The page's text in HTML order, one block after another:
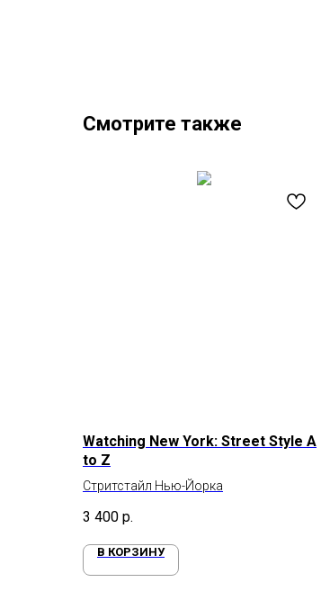
Смотрите также
Watching New York: Street Style A
to Z
Стритстайл Нью-Йорка
3 400 р.
В КОРЗИНУ